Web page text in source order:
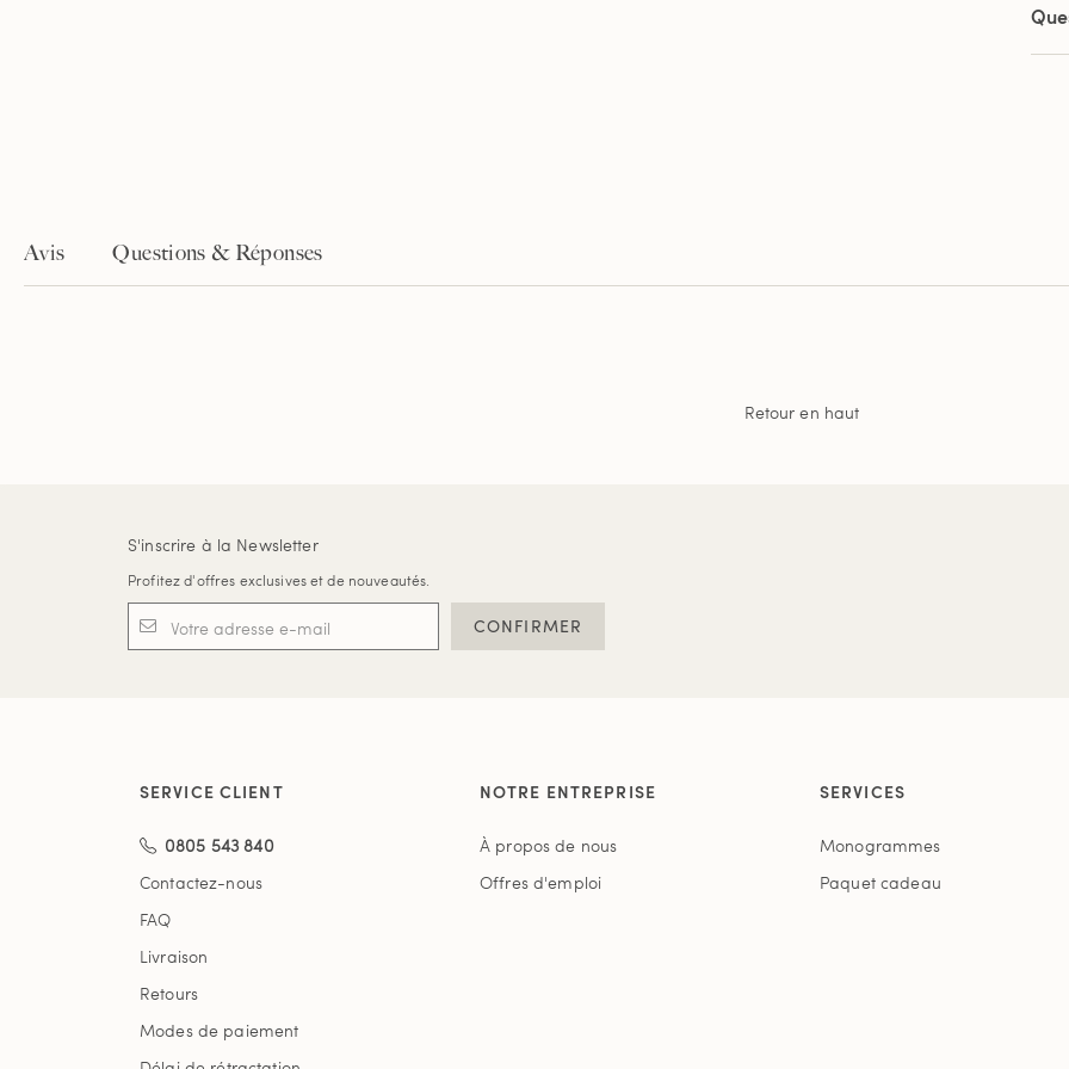
Avis Questions & Réponses
Retour en haut
S'inscrire à la Newsletter
Profitez d'offres exclusives et de nouveautés.
CONFIRMER
SERVICE CLIENT
0805 543 840
Contactez-nous
FAQ
Livraison
Retours
Modes de paiement
NOTRE ENTREPRISE
À propos de nous
Offres d'emploi
SERVICES
Monogrammes
Paquet cadeau